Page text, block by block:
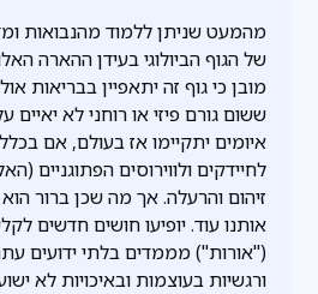
מהמעט שניתן ללמוד מהנבואות
של הגוף הביולוגי בעידן ההארה
מובן כי גוף זה יתאפיין בבריאות
ששום גורם פיזי או רוחני לא יאיים
איומים יתקיימו אז בעולם, אם
לחיידקים ולווירוסים הפתוגניים
זיהום והרעלה. אך מה שכן ברור
אותנו עוד. יופיעו חושים חדשים
("אורות") מממדים בלתי ידועים
ורגשיות בעוצמות ובאיכויות לא